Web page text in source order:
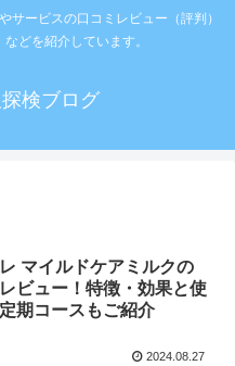
サービスの口コミレビュー（評判）
どを紹介しています。
検ブログ
マイルドケアミルクの
ビュー！特徴・効果と使
期コースもご紹介
2024.08.27